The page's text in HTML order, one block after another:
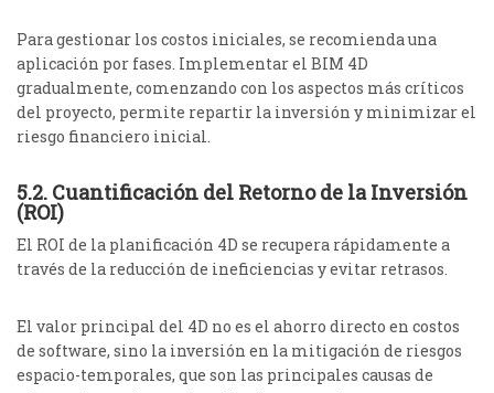
Para gestionar los costos iniciales, se recomienda una
aplicación por fases. Implementar el BIM 4D
gradualmente, comenzando con los aspectos más críticos
del proyecto, permite repartir la inversión y minimizar el
riesgo financiero inicial.
5.2. Cuantificación del Retorno de la Inversión
(ROI)
El ROI de la planificación 4D se recupera rápidamente a
través de la reducción de ineficiencias y evitar retrasos.
El valor principal del 4D no es el ahorro directo en costos
de software, sino la inversión en la mitigación de riesgos
espacio-temporales, que son las principales causas de